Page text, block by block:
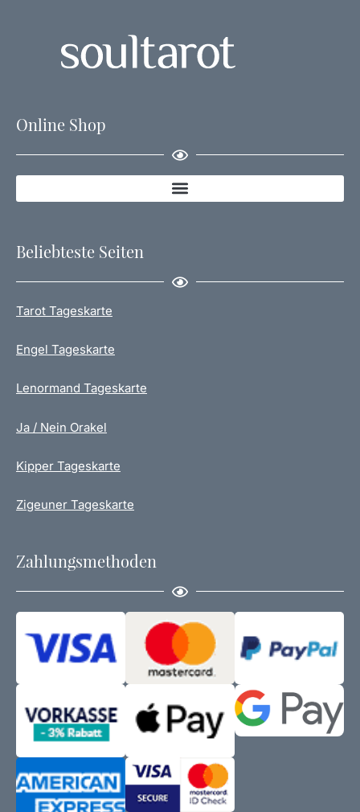
Online Shop
Beliebteste Seiten
Tarot Tageskarte
Engel Tageskarte
Lenormand Tageskarte
Ja / Nein Orakel
Kipper Tageskarte
Zigeuner Tageskarte
Zahlungsmethoden